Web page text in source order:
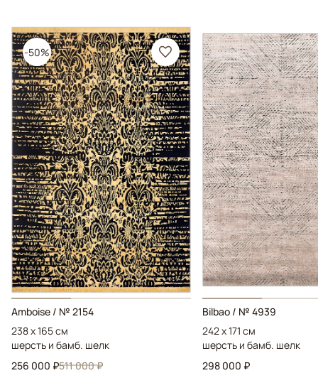
-50%
Amboise / № 2154
238 x 165 см
шерсть и бамб. шелк
256 000 ₽511 000 ₽
Bilbao / № 4939
242 x 171 см
шерсть и бамб. шелк
298 000 ₽